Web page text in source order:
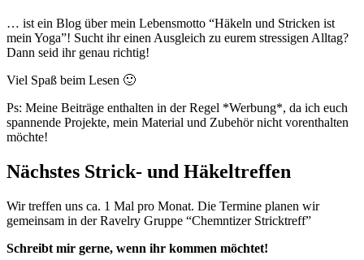
… ist ein Blog über mein Lebensmotto “Häkeln und Stricken ist
mein Yoga”! Sucht ihr einen Ausgleich zu eurem stressigen Alltag?
Dann seid ihr genau richtig!
Viel Spaß beim Lesen 🙂
Ps: Meine Beiträge enthalten in der Regel *Werbung*, da ich euch
spannende Projekte, mein Material und Zubehör nicht vorenthalten
möchte!
Nächstes Strick- und Häkeltreffen
Wir treffen uns ca. 1 Mal pro Monat. Die Termine planen wir
gemeinsam in der Ravelry Gruppe “Chemntizer Stricktreff”
Schreibt mir gerne, wenn ihr kommen möchtet!